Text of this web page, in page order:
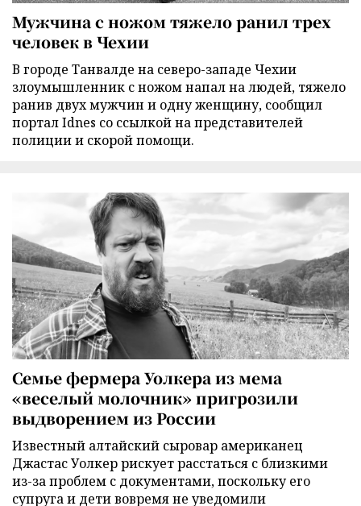
Мужчина с ножом тяжело ранил трех
человек в Чехии
В городе Танвалде на северо-западе Чехии
злоумышленник с ножом напал на людей, тяжело
ранив двух мужчин и одну женщину, сообщил
портал Idnes со ссылкой на представителей
полиции и скорой помощи.
Семье фермера Уолкера из мема
«веселый молочник» пригрозили
выдворением из России
Известный алтайский сыровар американец
Джастас Уолкер рискует расстаться с близкими
из-за проблем с документами, поскольку его
супруга и дети вовремя не уведомили